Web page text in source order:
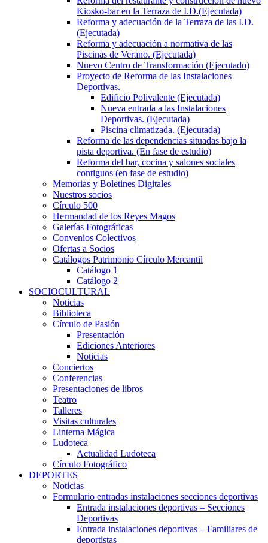
Kiosko-bar en la Terraza de I.D.(Ejecutada)
Reforma y adecuación de la Terraza de las I.D.
(Ejecutada)
Reforma y adecuación a normativa de las
Piscinas de Verano. (Ejecutada)
Nuevo Centro de Transformación (Ejecutado)
Proyecto de Reforma de las Instalaciones
Deportivas.
Edificio Polivalente (Ejecutada)
Nueva entrada a las Instalaciones
Deportivas. (Ejecutada)
Piscina climatizada. (Ejecutada)
Reforma de las dependencias situadas bajo la
pista deportiva. (En fase de estudio)
Reforma del bar, cocina y salones sociales
contiguos (en fase de estudio)
Memorias y Boletines Digitales
Nuestros socios
Círculo 500
Hermandad de los Reyes Magos
Galerías Fotográficas
Convenios Colectivos
Ofertas a Socios
Catálogos Patrimonio Círculo Mercantil
Catálogo 1
Catálogo 2
SOCIOCULTURAL
Noticias
Biblioteca
Círculo de Pasión
Presentación
Ediciones Anteriores
Noticias
Conciertos
Conferencias
Presentaciones de libros
Teatro
Talleres
Visitas culturales
Linterna Mágica
Ludoteca
Actualidad Ludoteca
Círculo Fotográfico
DEPORTES
Noticias
Formulario entradas instalaciones secciones deportivas
Entrada instalaciones deportivas – Secciones
Deportivas
Entrada instalaciones deportivas – Familiares de
deportistas